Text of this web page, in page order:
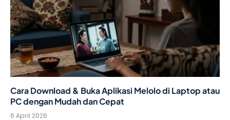
Cara Download & Buka Aplikasi Melolo di Laptop atau
PC dengan Mudah dan Cepat
6 April 2026